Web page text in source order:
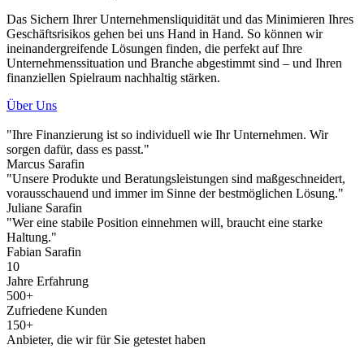
Das Sichern Ihrer Unternehmensliquidität und das Minimieren Ihres
Geschäftsrisikos gehen bei uns Hand in Hand. So können wir
ineinandergreifende Lösungen finden, die perfekt auf Ihre
Unternehmenssituation und Branche abgestimmt sind – und Ihren
finanziellen Spielraum nachhaltig stärken.
Über Uns
"Ihre Finanzierung ist so individuell wie Ihr Unternehmen. Wir
sorgen dafür, dass es passt."
Marcus Sarafin
"Unsere Produkte und Beratungsleistungen sind maßgeschneidert,
vorausschauend und immer im Sinne der bestmöglichen Lösung."
Juliane Sarafin
"Wer eine stabile Position einnehmen will, braucht eine starke
Haltung."
Fabian Sarafin
10
Jahre Erfahrung
500+
Zufriedene Kunden
150+
Anbieter, die wir für Sie getestet haben